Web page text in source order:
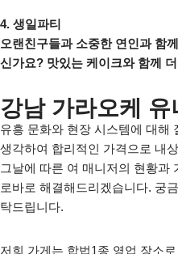
4. 생일파티
오랜친구들과 소중한 연인과 함
신가요? 맛있는 케이크와 함께
강남 가라오케 유
유흥 문화와 현장 시스템에 대해
생각하여 합리적인 가격으로 내
그날에 따른 여 매니저의 현황과
로바로 해결해드리겠습니다. 궁
탁드립니다.
저희 가게는 합법1종 영업 장소